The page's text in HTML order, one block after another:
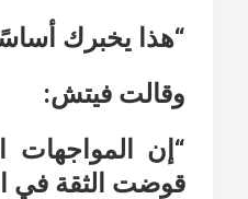
“هذا يخبرك
وقالت فيتش:
“إن المواجهات
قوضت الثقة في